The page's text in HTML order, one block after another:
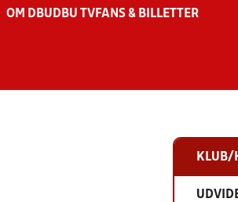
OM DBU DBU TV FANS & BILLETTER
KLUB/